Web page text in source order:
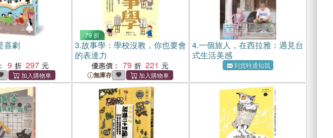
喜劇
9 297
79 折
3.故事學：學校沒教，你也要會
的表達力
優惠價： 79 221
無庫存
4.一個旅人，在西拉雅：遇見台
式生活美感
到貨時通知我